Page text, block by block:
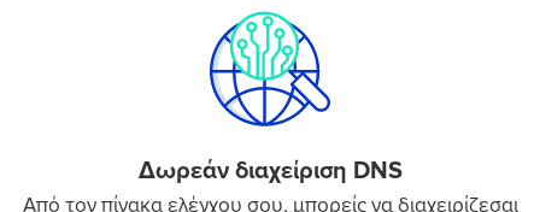
Δωρεάν διαχείριση DNS
Από τον πίνακα ελέγχου σου, μπορείς να διαχειρίζεσαι